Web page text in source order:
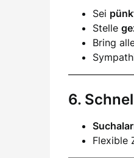
Sei
Stelle
Bring
6.
Flexible